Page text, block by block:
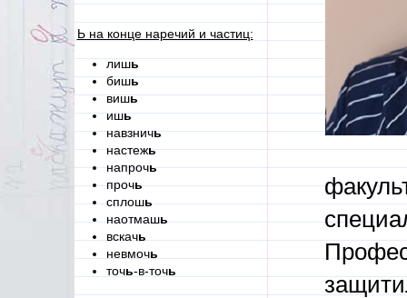
Ь на конце наречий и частиц:
лишь
бишь
вишь
ишь
навзничь
настежь
напрочь
прочь
сплошь
наотмашь
вскачь
невмочь
точь-в-точь